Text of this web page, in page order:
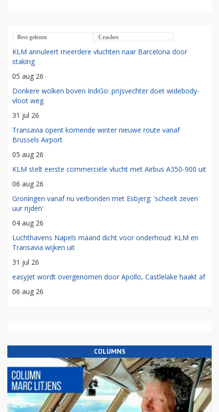
Best gelezen Crashes
KLM annuleert meerdere vluchten naar Barcelona door
staking
05 aug 26
Donkere wolken boven IndiGo: prijsvechter doet widebody-
vloot weg
31 jul 26
Transavia opent komende winter nieuwe route vanaf
Brussels Airport
05 aug 26
KLM stelt eerste commerciële vlucht met Airbus A350-900 uit
06 aug 26
Groningen vanaf nu verbonden met Esbjerg: 'scheelt zeven
uur rijden'
04 aug 26
Luchthavens Napels maand dicht voor onderhoud: KLM en
Transavia wijken uit
31 jul 26
easyJet wordt overgenomen door Apollo, Castlelake haakt af
06 aug 26
COLUMNS